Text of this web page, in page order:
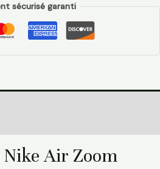
sécurisé garanti
Air Zoom